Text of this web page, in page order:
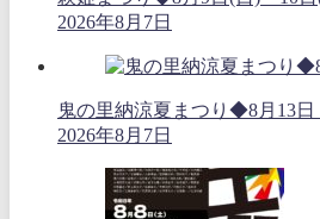
2026年8月7日
鬼の里納涼夏まつり◆8月13日
2026年8月7日